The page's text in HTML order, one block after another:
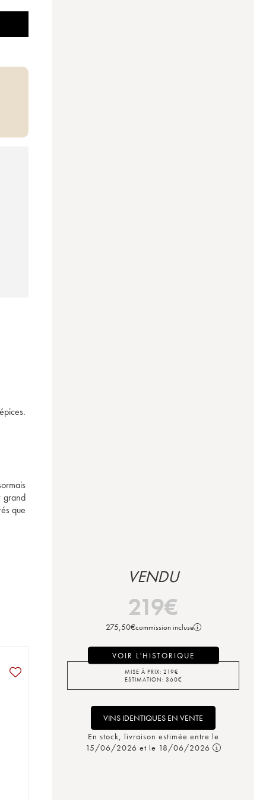
grand
que
VENDU
219€
275,50€commission incluse
VOIR L'HISTORIQUE
MISE À PRIX: 219€
ESTIMATION: 360€
VINS IDENTIQUES EN VENTE
En stock, livraison estimée entre le
15/06/2026 et le 18/06/2026